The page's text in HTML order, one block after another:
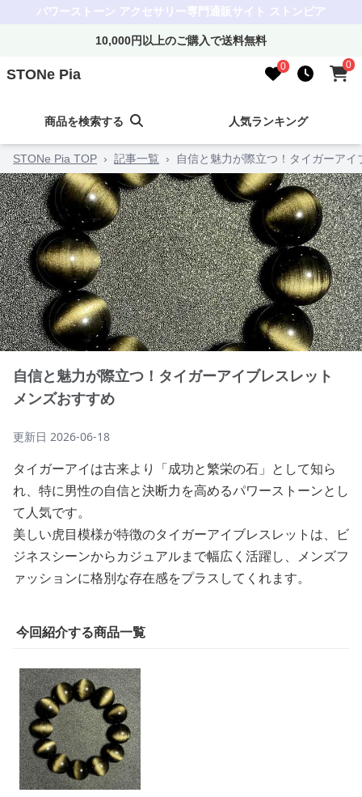
パワーストーン アクセサリー専門通販サイト ストンピア
10,000円以上のご購入で送料無料
STONe Pia 0 0
商品を検索する 人気ランキング
STONe Pia TOP › 記事一覧 › 自信と魅力が際立つ！タイガーア
自信と魅力が際立つ！タイガーアイブレスレット
メンズおすすめ
更新日 2026-06-18
タイガーアイは古来より「成功と繁栄の石」として知ら
れ、特に男性の自信と決断力を高めるパワーストーンとし
て人気です。
美しい虎目模様が特徴のタイガーアイブレスレットは、ビ
ジネスシーンからカジュアルまで幅広く活躍し、メンズフ
ァッションに格別な存在感をプラスしてくれます。
今回紹介する商品一覧